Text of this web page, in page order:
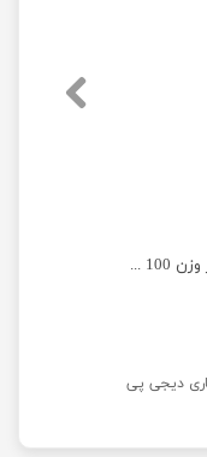
خمیر مالت گربه سویل پت مدل پنیر وزن 100 گرم